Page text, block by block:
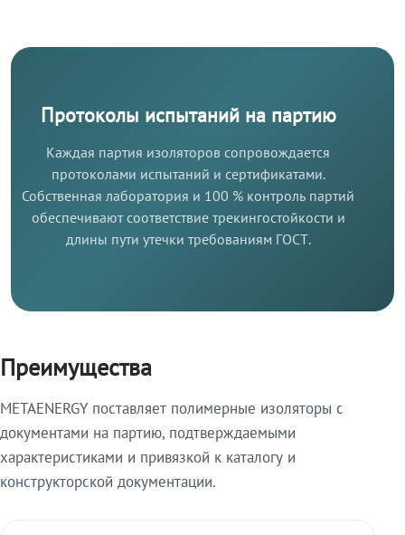
Протоколы испытаний на партию
Каждая партия изоляторов сопровождается
протоколами испытаний и сертификатами.
Собственная лаборатория и 100 % контроль партий
обеспечивают соответствие трекингостойкости и
длины пути утечки требованиям ГОСТ.
Преимущества
METAENERGY поставляет полимерные изоляторы с
документами на партию, подтверждаемыми
характеристиками и привязкой к каталогу и
конструкторской документации.